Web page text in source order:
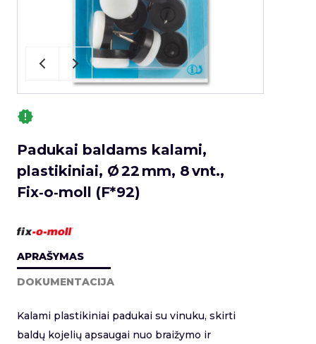
Padukai baldams kalami,
plastikiniai, Ø 22 mm, 8 vnt.,
Fix‑o‑moll (F*92)
APRAŠYMAS
DOKUMENTACIJA
Kalami plastikiniai padukai su vinuku, skirti
baldų kojelių apsaugai nuo braižymo ir